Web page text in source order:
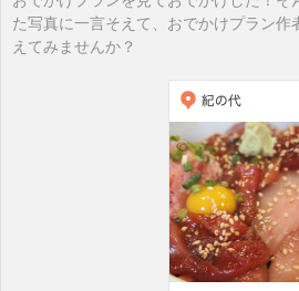
た写真に一言そえて、おでかけプラン
えてみませんか？